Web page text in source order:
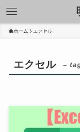
ホーム エクセル
エクセル –